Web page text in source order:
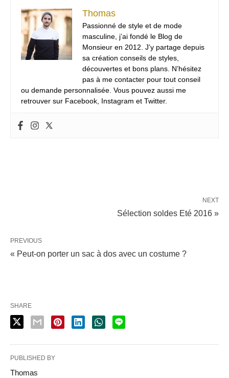
Thomas
Passionné de style et de mode
masculine, j’ai fondé le Blog de
Monsieur en 2012. J’y partage depuis
sa création conseils de styles,
découvertes et bons plans. N’hésitez
pas à me contacter pour tout conseil
ou demande personnalisée. Vous pouvez aussi me
retrouver sur Facebook, Instagram et Twitter.
NEXT
Sélection soldes Eté 2016 »
PREVIOUS
« Peut-on porter un sac à dos avec un costume ?
SHARE
PUBLISHED BY
Thomas